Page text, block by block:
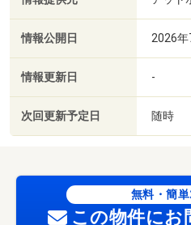
情報公開日 2026年
情報更新日 -
次回更新予定日 随時
無料・簡単
この物件にお